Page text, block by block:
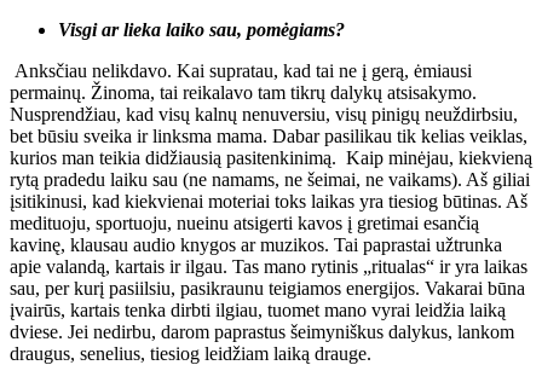
Visgi ar lieka laiko sau, pomėgiams?
Anksčiau nelikdavo. Kai supratau, kad tai ne į gerą, ėmiausi
permainų. Žinoma, tai reikalavo tam tikrų dalykų atsisakymo.
Nusprendžiau, kad visų kalnų nenuversiu, visų pinigų neuždirbsiu,
bet būsiu sveika ir linksma mama. Dabar pasilikau tik kelias veiklas,
kurios man teikia didžiausią pasitenkinimą. Kaip minėjau, kiekvieną
rytą pradedu laiku sau (ne namams, ne šeimai, ne vaikams). Aš giliai
įsitikinusi, kad kiekvienai moteriai toks laikas yra tiesiog būtinas. Aš
medituoju, sportuoju, nueinu atsigerti kavos į gretimai esančią
kavinę, klausau audio knygos ar muzikos. Tai paprastai užtrunka
apie valandą, kartais ir ilgau. Tas mano rytinis „ritualas“ ir yra laikas
sau, per kurį pasiilsiu, pasikraunu teigiamos energijos. Vakarai būna
įvairūs, kartais tenka dirbti ilgiau, tuomet mano vyrai leidžia laiką
dviese. Jei nedirbu, darom paprastus šeimyniškus dalykus, lankom
draugus, senelius, tiesiog leidžiam laiką drauge.